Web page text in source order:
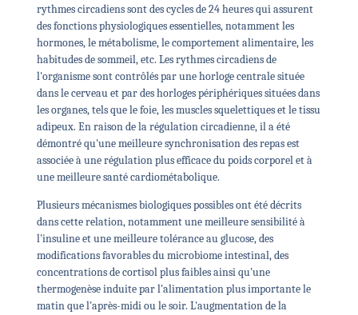
rythmes circadiens sont des cycles de 24 heures qui assurent
des fonctions physiologiques essentielles, notamment les
hormones, le métabolisme, le comportement alimentaire, les
habitudes de sommeil, etc. Les rythmes circadiens de
l'organisme sont contrôlés par une horloge centrale située
dans le cerveau et par des horloges périphériques situées dans
les organes, tels que le foie, les muscles squelettiques et le tissu
adipeux. En raison de la régulation circadienne, il a été
démontré qu'une meilleure synchronisation des repas est
associée à une régulation plus efficace du poids corporel et à
une meilleure santé cardiométabolique.
Plusieurs mécanismes biologiques possibles ont été décrits
dans cette relation, notamment une meilleure sensibilité à
l'insuline et une meilleure tolérance au glucose, des
modifications favorables du microbiome intestinal, des
concentrations de cortisol plus faibles ainsi qu'une
thermogenèse induite par l'alimentation plus importante le
matin que l'après-midi ou le soir. L'augmentation de la